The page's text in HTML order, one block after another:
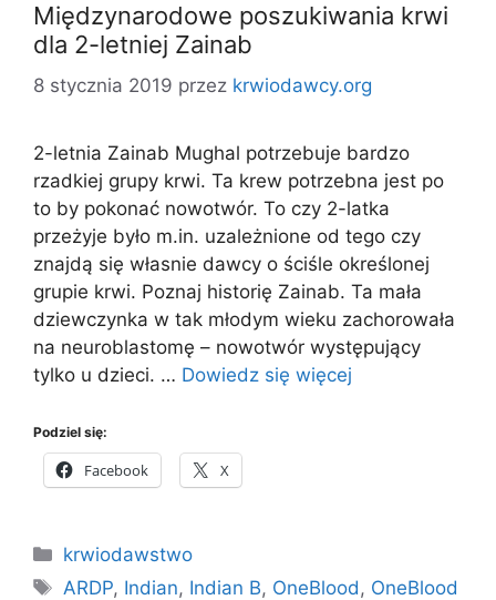
Międzynarodowe poszukiwania krwi
dla 2-letniej Zainab
8 stycznia 2019 przez krwiodawcy.org
2-letnia Zainab Mughal potrzebuje bardzo
rzadkiej grupy krwi. Ta krew potrzebna jest po
to by pokonać nowotwór. To czy 2-latka
przeżyje było m.in. uzależnione od tego czy
znajdą się własnie dawcy o ściśle określonej
grupie krwi. Poznaj historię Zainab. Ta mała
dziewczynka w tak młodym wieku zachorowała
na neuroblastomę – nowotwór występujący
tylko u dzieci. … Dowiedz się więcej
Podziel się:
Facebook X
Kategorie
krwiodawstwo
Tagi
ARDP, Indian, Indian B, OneBlood, OneBlood